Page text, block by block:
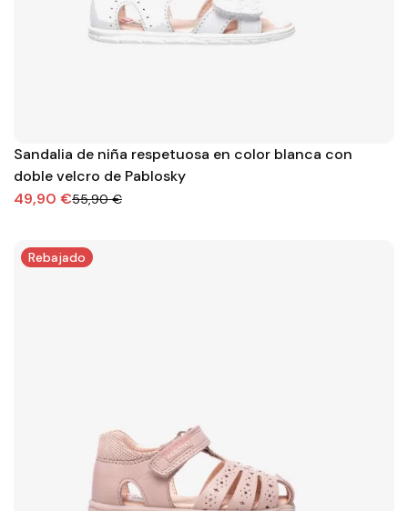
Sandalia de niña respetuosa en color blanca con
doble velcro de Pablosky
49,90 €55,90 €
Rebajado